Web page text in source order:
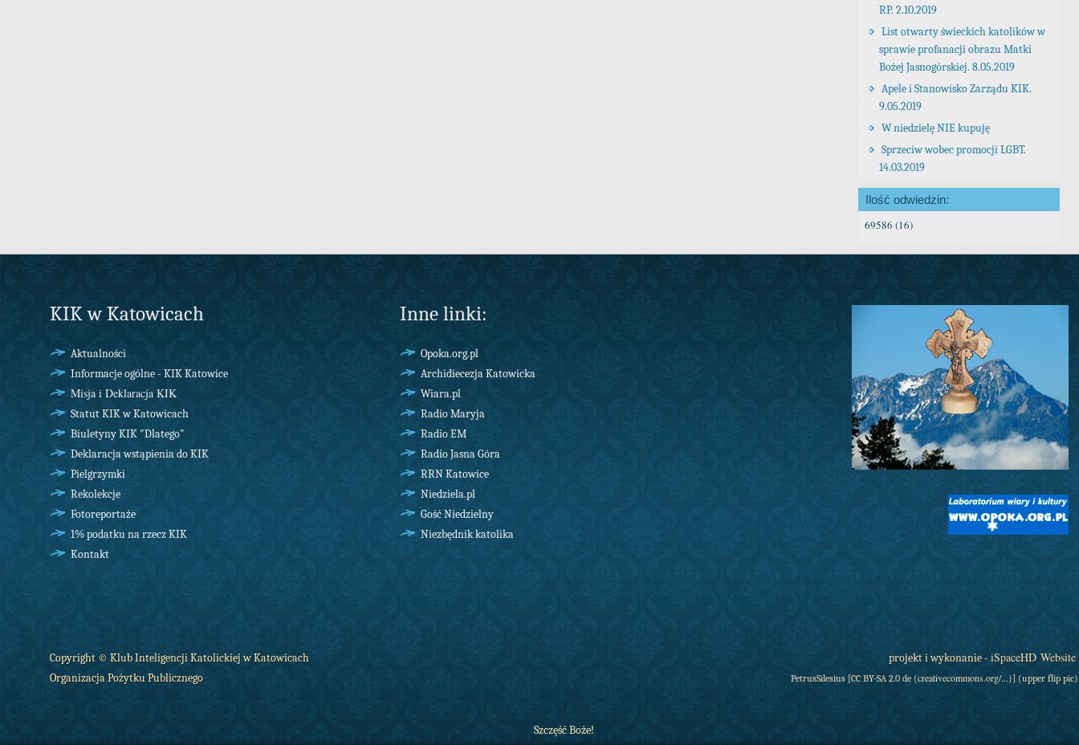
RP. 2.10.2019
List otwarty świeckich katolików w
sprawie profanacji obrazu Matki
Bożej Jasnogórskiej. 8.05.2019
Apele i Stanowisko Zarządu KIK.
9.05.2019
W niedzielę NIE kupuję
Sprzeciw wobec promocji LGBT.
14.03.2019
Ilość odwiedzin:
69586 (16)
KIK w Katowicach
Aktualności
Informacje ogólne - KIK Katowice
Misja i Deklaracja KIK
Statut KIK w Katowicach
Biuletyny KIK "Dlatego"
Deklaracja wstąpienia do KIK
Pielgrzymki
Rekolekcje
Fotoreportaże
1% podatku na rzecz KIK
Kontakt
Inne linki:
Opoka.org.pl
Archidiecezja Katowicka
Wiara.pl
Radio Maryja
Radio EM
Radio Jasna Góra
RRN Katowice
Niedziela.pl
Gość Niedzielny
Niezbędnik katolika
Copyright © Klub Inteligencji Katolickiej w Katowicach
Organizacja Pożytku Publicznego
projekt i wykonanie -iSpaceHD Website
PetrusSilesius [CC BY-SA 2.0 de (creativecommons.org/...)] (upper flip pic)
Szczęść Boże!